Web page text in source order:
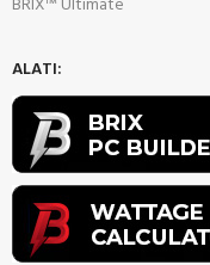
ALATI: